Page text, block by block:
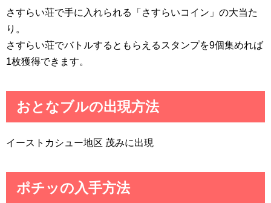
さすらい荘で手に入れられる「さすらいコイン」の大当た
り。
さすらい荘でバトルするともらえるスタンプを9個集めれば
1枚獲得できます。
おとなブルの出現方法
イーストカシュー地区 茂みに出現
ポチッの入手方法